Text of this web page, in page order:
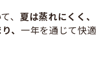
、 夏は蒸れにくく、
、 一年を通じて快適